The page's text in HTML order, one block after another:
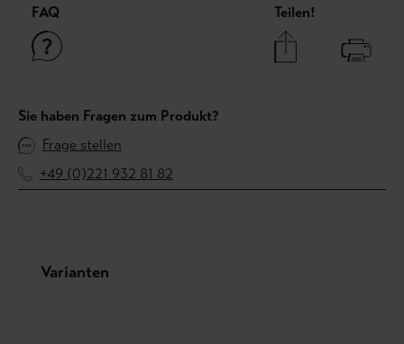
FAQ Teilen!
Sie haben Fragen zum Produkt?
Frage stellen
+49 (0)221 932 81 82
Produktgalerie überspringen
Varianten